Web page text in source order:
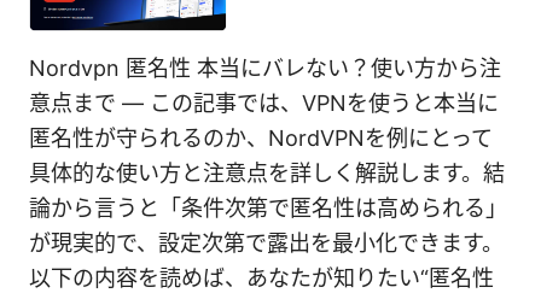
Nordvpn 匿名性 本当にバレない？使い方から注
意点まで — この記事では、VPNを使うと本当に
匿名性が守られるのか、NordVPNを例にとって
具体的な使い方と注意点を詳しく解説します。結
論から言うと「条件次第で匿名性は高められる」
が現実的で、設定次第で露出を最小化できます。
以下の内容を読めば、あなたが知りたい“匿名性